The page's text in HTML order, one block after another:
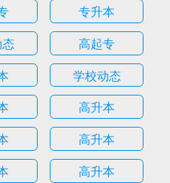
专升本
高起专
学校动态
高升本
高升本
高升本